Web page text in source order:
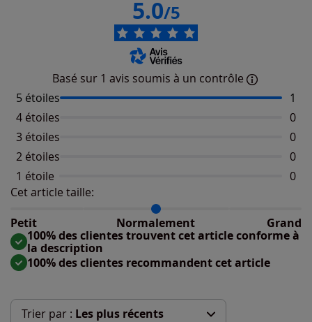
5.0/5
Basé sur 1 avis soumis à un contrôle
5 étoiles
1
4 étoiles
0
3 étoiles
0
2 étoiles
0
1 étoile
0
Cet article taille:
Petit
Normalement Grand
Répartition du taillant selon les avis clients
Taille normalement : 100%
Taille grand : 0%
100% des clientes trouvent cet article conforme à
la description
100% des clientes recommandent cet article
Trier par : Les plus récents